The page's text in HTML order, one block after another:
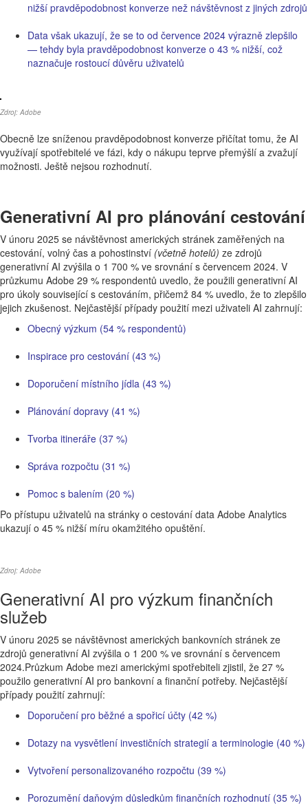
nižší pravděpodobnost konverze než návštěvnost z jiných zdrojů
Data však ukazují, že se to od července 2024 výrazně zlepšilo
— tehdy byla pravděpodobnost konverze o 43 % nižší, což
naznačuje rostoucí důvěru uživatelů
Zdroj: Adobe
Obecně lze sníženou pravděpodobnost konverze přičítat tomu, že AI
využívají spotřebitelé ve fázi, kdy o nákupu teprve přemýšlí a zvažují
možnosti. Ještě nejsou rozhodnutí.
Generativní AI pro plánování cestování
V únoru 2025 se návštěvnost amerických stránek zaměřených na
cestování, volný čas a pohostinství (včetně hotelů) ze zdrojů
generativní AI zvýšila o 1 700 % ve srovnání s červencem 2024. V
průzkumu Adobe 29 % respondentů uvedlo, že použili generativní AI
pro úkoly související s cestováním, přičemž 84 % uvedlo, že to zlepšilo
jejich zkušenost. Nejčastější případy použití mezi uživateli AI zahrnují:
Obecný výzkum (54 % respondentů)
Inspirace pro cestování (43 %)
Doporučení místního jídla (43 %)
Plánování dopravy (41 %)
Tvorba itineráře (37 %)
Správa rozpočtu (31 %)
Pomoc s balením (20 %)
Po přístupu uživatelů na stránky o cestování data Adobe Analytics
ukazují o 45 % nižší míru okamžitého opuštění.
Zdroj: Adobe
Generativní AI pro výzkum finančních
služeb
V únoru 2025 se návštěvnost amerických bankovních stránek ze
zdrojů generativní AI zvýšila o 1 200 % ve srovnání s červencem
2024.Průzkum Adobe mezi americkými spotřebiteli zjistil, že 27 %
použilo generativní AI pro bankovní a finanční potřeby. Nejčastější
případy použití zahrnují:
Doporučení pro běžné a spořicí účty (42 %)
Dotazy na vysvětlení investičních strategií a terminologie (40 %)
Vytvoření personalizovaného rozpočtu (39 %)
Porozumění daňovým důsledkům finančních rozhodnutí (35 %)